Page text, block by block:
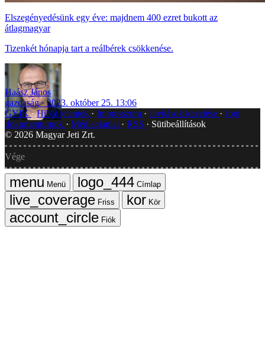
Elszegényedésünk egy éve: majdnem 400 ezret bukott az
átlagmagyar
Tizenkét hónapja tart a reálbérek csökkenése.
Haász János
gazdaság
2023. október 25. 13:06
GYIK Hibát jelentek Impresszum Javítások kezelése
Jogi
dokumentumok
Médiaajánlat RSS
Sütibeállítások
© 2026 Magyar Jeti Zrt.
Vége
Menü
Címlap
Friss
Kör
Fiók